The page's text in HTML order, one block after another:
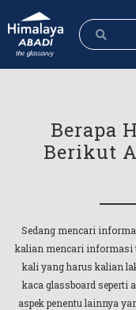
Berapa
Berikut
Sedang mencari
kalian mencari informasi
kali yang harus kalian
kaca glassboard seperti
aspek penentu lainnya